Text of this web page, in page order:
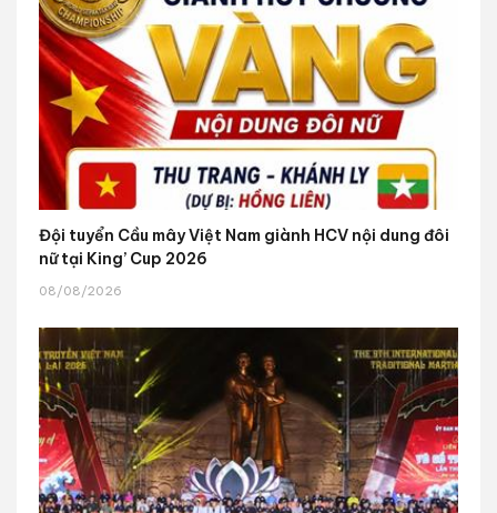
Đội tuyển Cầu mây Việt Nam giành HCV nội dung đôi
nữ tại King’ Cup 2026
08/08/2026